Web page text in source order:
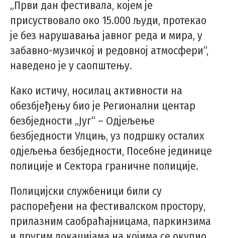
„Први дан фестивала, којем је
присуствовало око 15.000 људи, протекао
је без нарушавања јавног реда и мира, у
забавно-музичкој и редовној атмосфери“,
наведено је у саопштењу.
Како истичу, носилац активности на
обезбјеђењу био је Регионални центар
безбједности „Југ“ – Одјељење
безбједности Улцињ, уз подршку осталих
одјељења безбједности, Посебне јединице
полиције и Сектора граничне полиције.
Полицијски службеници били су
распоређени на фестивалском простору,
прилазним саобраћајницама, паркинзима